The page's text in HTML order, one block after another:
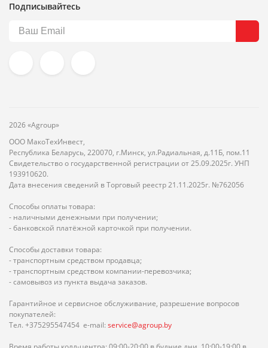
Подписывайтесь
2026 «Agroup»
ООО МакоТехИнвест,
Республика Беларусь, 220070, г.Минск, ул.Радиальная, д.11Б, пом.11
Свидетельство о государственной регистрации от 25.09.2025г. УНП
193910620.
Дата внесения сведений в Торговый реестр 21.11.2025г. №762056
Способы оплаты товара:
- наличными денежными при получении;
- банковской платёжной карточкой при получении.
Способы доставки товара:
- транспортным средством продавца;
- транспортным средством компании-перевозчика;
- самовывоз из пункта выдача заказов.
Гарантийное и сервисное обслуживание, разрешение вопросов
покупателей:
Тел. +375295547454 e-mail: service@agroup.by